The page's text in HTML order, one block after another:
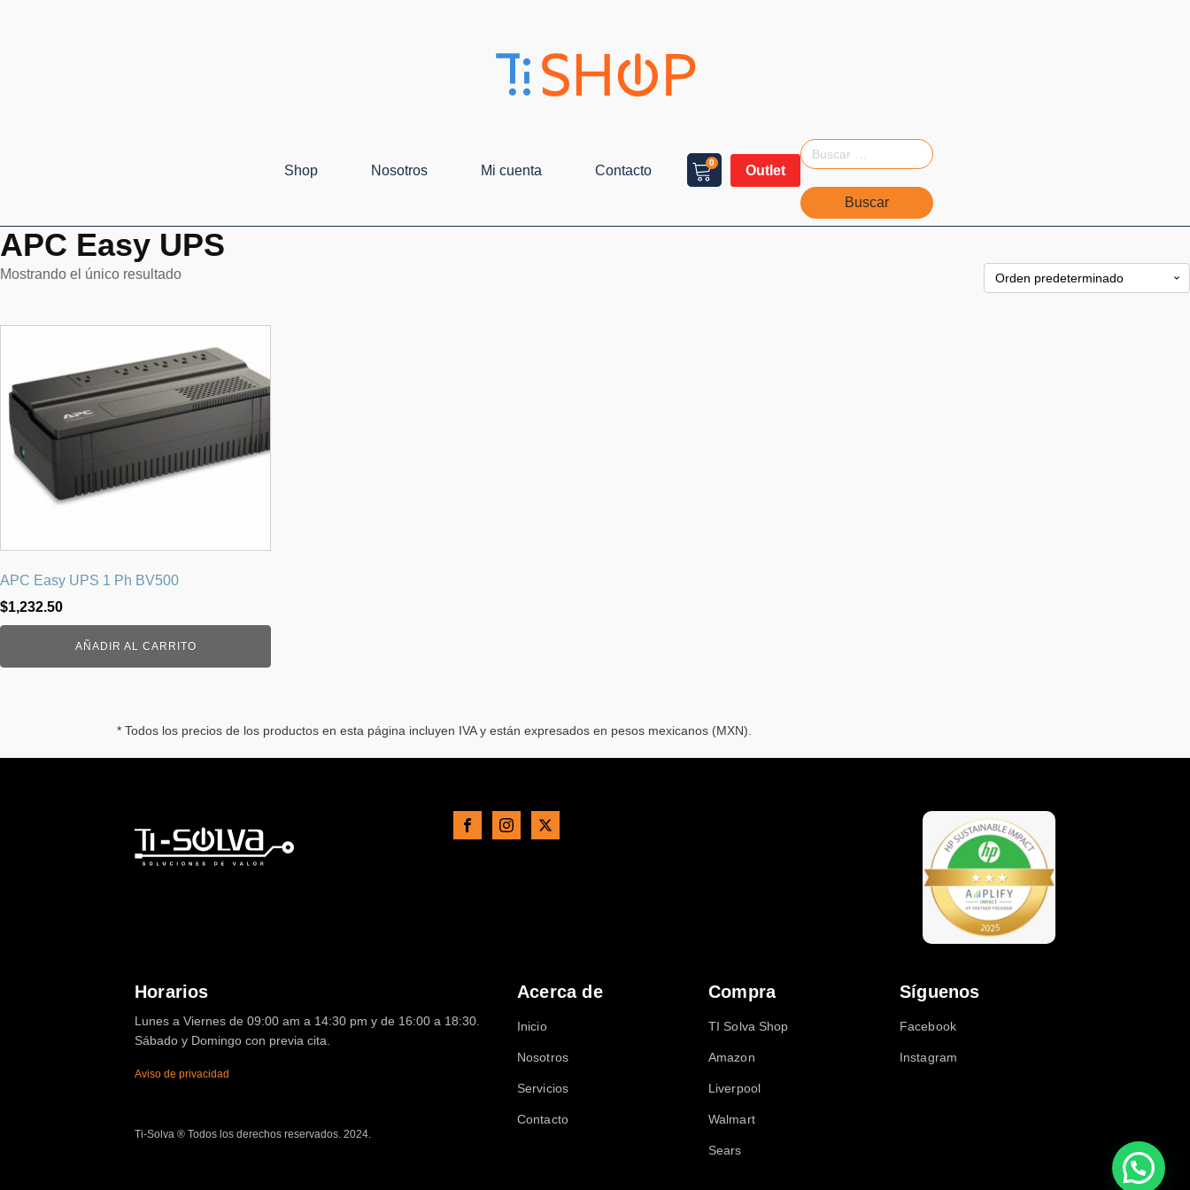
Shop Nosotros Mi cuenta Contacto
0
Outlet
APC Easy UPS
Mostrando el único resultado
APC Easy UPS 1 Ph BV500
$1,232.50
AÑADIR AL CARRITO
* Todos los precios de los productos en esta página incluyen IVA y están expresados en pesos mexicanos (MXN).
Horarios
Lunes a Viernes de 09:00 am a 14:30 pm y de 16:00 a 18:30.
Sábado y Domingo con previa cita.
Aviso de privacidad
Ti-Solva ® Todos los derechos reservados. 2024.
Acerca de
Inicio
Nosotros
Servicios
Contacto
Compra
TI Solva Shop
Amazon
Liverpool
Walmart
Sears
Síguenos
Facebook
Instagram